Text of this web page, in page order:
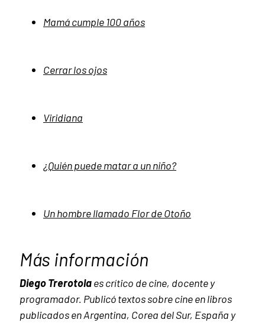
Mamá cumple 100 años
Cerrar los ojos
Viridiana
¿Quién puede matar a un niño?
Un hombre llamado Flor de Otoño
Más información
Diego Trerotolaes crítico de cine, docente y
programador. Publicó textos sobre cine en libros
publicados en Argentina, Corea del Sur, España y